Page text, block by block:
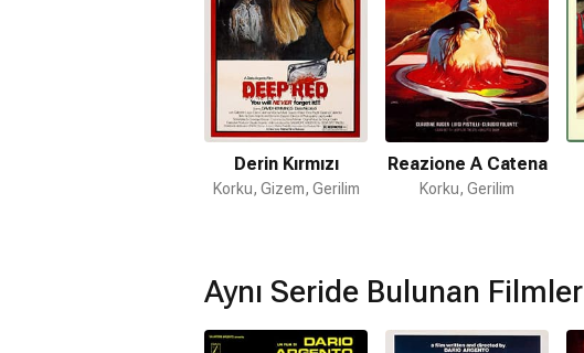
Derin Kırmızı
Korku, Gizem, Gerilim
Reazione A Catena
Korku, Gerilim
Aynı Seride Bulunan Filmler